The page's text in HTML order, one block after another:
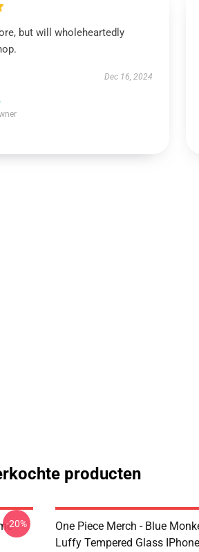
but will wholeheartedly
Dec 16, 2024
producten
-20%
One Piece Merch - Blue
Luffy Tempered Glass